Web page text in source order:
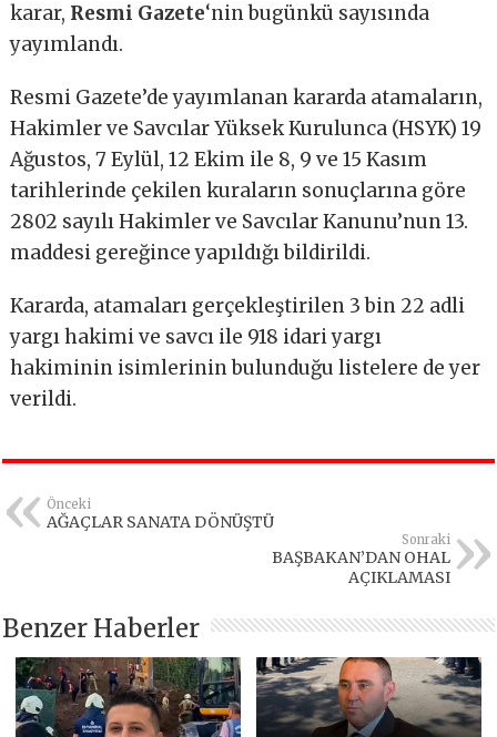
karar, Resmi Gazete‘nin bugünkü sayısında
yayımlandı.
Resmi Gazete’de yayımlanan kararda atamaların,
Hakimler ve Savcılar Yüksek Kurulunca (HSYK) 19
Ağustos, 7 Eylül, 12 Ekim ile 8, 9 ve 15 Kasım
tarihlerinde çekilen kuraların sonuçlarına göre
2802 sayılı Hakimler ve Savcılar Kanunu’nun 13.
maddesi gereğince yapıldığı bildirildi.
Kararda, atamaları gerçekleştirilen 3 bin 22 adli
yargı hakimi ve savcı ile 918 idari yargı
hakiminin isimlerinin bulunduğu listelere de yer
verildi.
Önceki
AĞAÇLAR SANATA DÖNÜŞTÜ
Sonraki
BAŞBAKAN’DAN OHAL
AÇIKLAMASI
Benzer Haberler